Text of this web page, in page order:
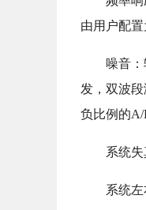
由用户配置
噪音
发，双波
负比例的A/
系统
系统左